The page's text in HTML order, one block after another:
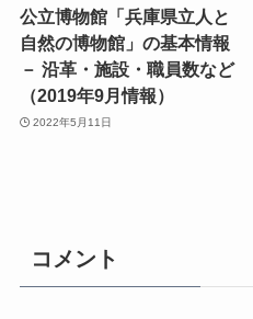
公立博物館「兵庫県立人と
自然の博物館」の基本情報
－ 沿革・施設・職員数など
（2019年9月情報）
2022年5月11日
コメント